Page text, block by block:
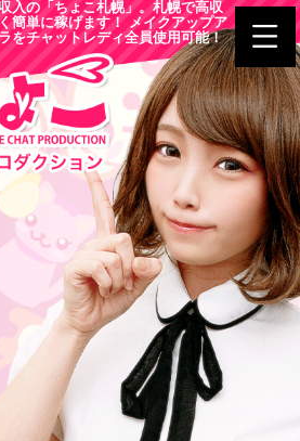
入の「ちょこ札幌」。札幌で高収
簡単に稼げます！ メイクアップア
をチャットレディ全員使用可能！